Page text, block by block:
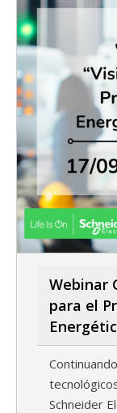
Webinar
para el
Schneider